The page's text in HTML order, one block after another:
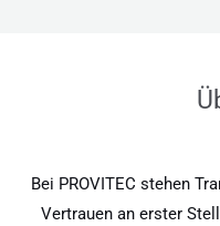
Bei PROVITEC stehen
Vertrauen an erster